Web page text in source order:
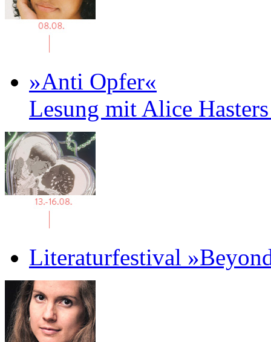
»Anti Opfer«
Lesung mit Alice
Literaturfestival